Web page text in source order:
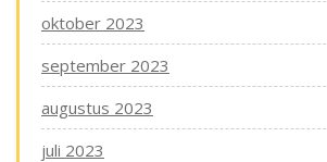
oktober 2023
september 2023
augustus 2023
juli 2023